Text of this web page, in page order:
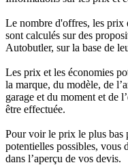
Le nombre d'offres, les prix
sont calculés sur des
Autobutler, sur la base de
Les prix et les économies
la marque, du modèle, de
garage et du moment et de
être effectuée.
Pour voir le prix le plus bas
potentielles possibles, vous
dans l’aperçu de vos devis.